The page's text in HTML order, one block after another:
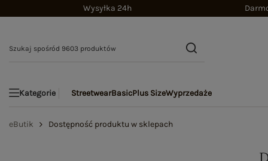
Wysyłka 24h
Kategorie StreetwearBasicPlus SizeWyprzedaże
eButik Dostępność produktu w sklepach